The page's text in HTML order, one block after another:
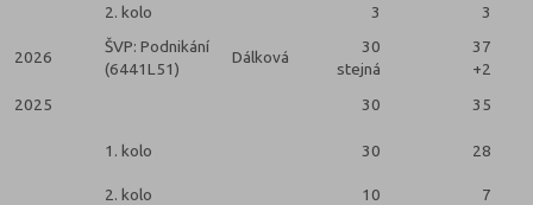
2. kolo 3 3
2026
ŠVP: Podnikání
(6441L51)
Dálková
30
stejná
37
+2
2025
30 35
1. kolo
30 28
2. kolo 10 7